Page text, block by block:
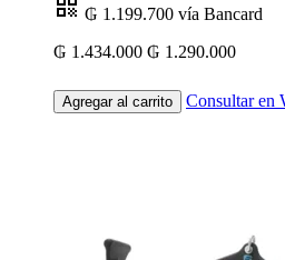
₲ 1.199.700 vía Bancard
₲ 1.434.000 ₲ 1.290.000
Agregar al carrito Consultar en